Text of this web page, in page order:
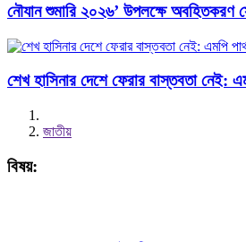
নৌযান শুমারি ২০২৬’ উপলক্ষে অবহিতকরণ
শেখ হাসিনার দেশে ফেরার বাস্তবতা নেই:
জাতীয়
বিষয়: